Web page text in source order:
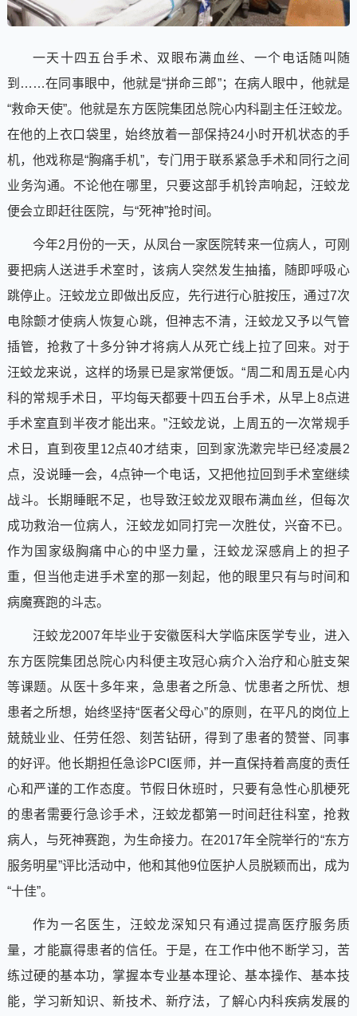
一天十四五台手术、双眼布满血丝、一个电话随叫随
到……在同事眼中，他就是“拼命三郎”；在病人眼中，他就是
“救命天使”。他就是东方医院集团总院心内科副主任汪蛟龙。
在他的上衣口袋里，始终放着一部保持24小时开机状态的手
机，他戏称是“胸痛手机”，专门用于联系紧急手术和同行之间
业务沟通。不论他在哪里，只要这部手机铃声响起，汪蛟龙
便会立即赶往医院，与“死神”抢时间。
今年2月份的一天，从凤台一家医院转来一位病人，可刚
要把病人送进手术室时，该病人突然发生抽搐，随即呼吸心
跳停止。汪蛟龙立即做出反应，先行进行心脏按压，通过7次
电除颤才使病人恢复心跳，但神志不清，汪蛟龙又予以气管
插管，抢救了十多分钟才将病人从死亡线上拉了回来。对于
汪蛟龙来说，这样的场景已是家常便饭。“周二和周五是心内
科的常规手术日，平均每天都要十四五台手术，从早上8点进
手术室直到半夜才能出来。”汪蛟龙说，上周五的一次常规手
术日，直到夜里12点40才结束，回到家洗漱完毕已经凌晨2
点，没说睡一会，4点钟一个电话，又把他拉回到手术室继续
战斗。长期睡眠不足，也导致汪蛟龙双眼布满血丝，但每次
成功救治一位病人，汪蛟龙如同打完一次胜仗，兴奋不已。
作为国家级胸痛中心的中坚力量，汪蛟龙深感肩上的担子
重，但当他走进手术室的那一刻起，他的眼里只有与时间和
病魔赛跑的斗志。
汪蛟龙2007年毕业于安徽医科大学临床医学专业，进入
东方医院集团总院心内科便主攻冠心病介入治疗和心脏支架
等课题。从医十多年来，急患者之所急、忧患者之所忧、想
患者之所想，始终坚持“医者父母心”的原则，在平凡的岗位上
兢兢业业、任劳任怨、刻苦钻研，得到了患者的赞誉、同事
的好评。他长期担任急诊PCI医师，并一直保持着高度的责任
心和严谨的工作态度。节假日休班时，只要有急性心肌梗死
的患者需要行急诊手术，汪蛟龙都第一时间赶往科室，抢救
病人，与死神赛跑，为生命接力。在2017年全院举行的“东方
服务明星”评比活动中，他和其他9位医护人员脱颖而出，成为
“十佳”。
作为一名医生，汪蛟龙深知只有通过提高医疗服务质
量，才能赢得患者的信任。于是，在工作中他不断学习，苦
练过硬的基本功，掌握本专业基本理论、基本操作、基本技
能，学习新知识、新技术、新疗法，了解心内科疾病发展的